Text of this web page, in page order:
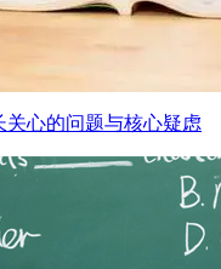
关心的问题与核心疑虑